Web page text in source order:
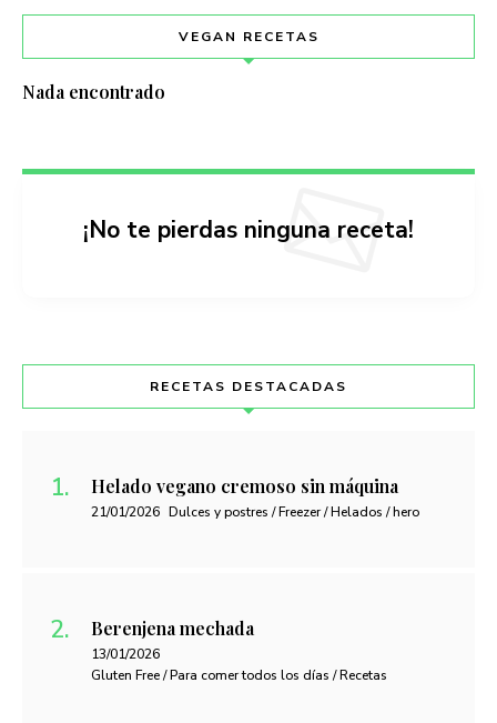
VEGAN RECETAS
Nada encontrado
¡No te pierdas ninguna receta!
RECETAS DESTACADAS
Helado vegano cremoso sin máquina
21/01/2026 Dulces y postres / Freezer / Helados / hero
Berenjena mechada
13/01/2026
Gluten Free / Para comer todos los días / Recetas